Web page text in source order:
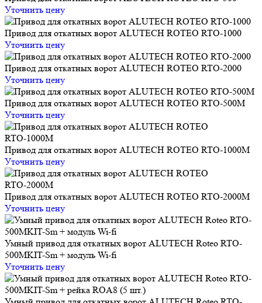
Уточнить цену
Привод для откатных ворот ALUTECH ROTEO RTО-1000
Уточнить цену
Привод для откатных ворот ALUTECH ROTEO RTО-2000
Уточнить цену
Привод для откатных ворот ALUTECH ROTEO RTO-500М
Уточнить цену
Привод для откатных ворот ALUTECH ROTEO RTО-1000M
Уточнить цену
Привод для откатных ворот ALUTECH ROTEO RTО-2000M
Уточнить цену
Умный привод для откатных ворот ALUTECH Roteo RTO-
500MKIT-Sm + модуль Wi-fi
Уточнить цену